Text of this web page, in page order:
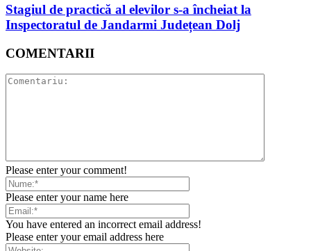
Stagiul de practică al elevilor s-a încheiat la
Inspectoratul de Jandarmi Județean Dolj
COMENTARII
Please enter your comment!
Please enter your name here
You have entered an incorrect email address!
Please enter your email address here